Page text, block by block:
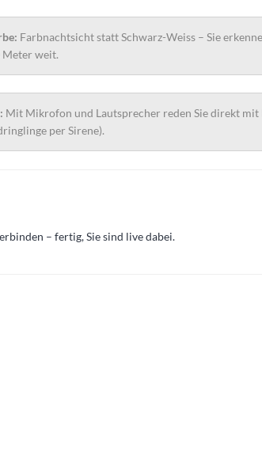
Farbnachtsicht statt Schwarz-Weiss – Sie
Meter weit.
Mit Mikrofon und Lautsprecher reden Sie direkt mit
per Sirene).
– fertig, Sie sind live dabei.